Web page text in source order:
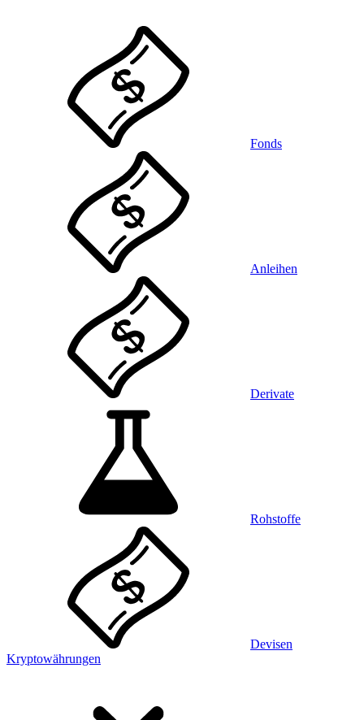
Fonds
Anleihen
Derivate
Rohstoffe
Devisen
Kryptowährungen